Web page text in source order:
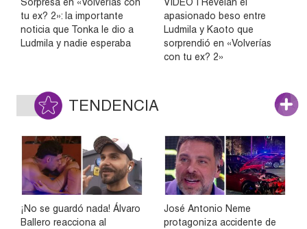
tu ex? 2»: la importante
noticia que Tonka le dio a
Ludmila y nadie esperaba
apasionado beso entre
Ludmila y Kaoto que
sorprendió en «Volverías
con tu ex? 2»
TENDENCIA
¡No se guardó nada! Álvaro
Ballero reacciona al
José Antonio Neme
protagoniza accidente de